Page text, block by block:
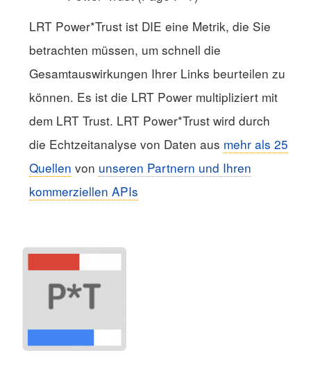
LRT Power*Trust ist DIE eine Metrik, die Sie
betrachten müssen, um schnell die
Gesamtauswirkungen Ihrer Links beurteilen zu
können. Es ist die LRT Power multipliziert mit
dem LRT Trust. LRT Power*Trust wird durch
die Echtzeitanalyse von Daten aus mehr als 25
Quellen von unseren Partnern und Ihren
kommerziellen APIs